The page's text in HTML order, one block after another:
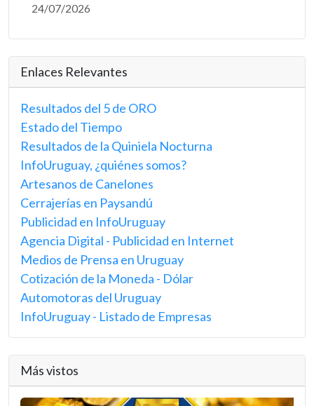
24/07/2026
Enlaces Relevantes
Resultados del 5 de ORO
Estado del Tiempo
Resultados de la Quiniela Nocturna
InfoUruguay, ¿quiénes somos?
Artesanos de Canelones
Cerrajerías en Paysandú
Publicidad en InfoUruguay
Agencia Digital - Publicidad en Internet
Medios de Prensa en Uruguay
Cotización de la Moneda - Dólar
Automotoras del Uruguay
InfoUruguay - Listado de Empresas
Más vistos